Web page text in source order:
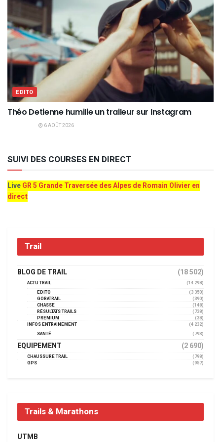
EDITO
Théo Detienne humilie un traileur sur Instagram
6 AOÛT 2026
SUIVI DES COURSES EN DIRECT
LiveGR 5 Grande Traversée des Alpes de Romain Olivier en
direct
Trail
BLOG DE TRAIL (18 502)
ACTU TRAIL
(14 298)
EDITO
(3 350)
GORATRAIL
(390)
CHASSE
(148)
RÉSULTATS TRAILS
(738)
PREMIUM
(38)
INFOS ENTRAINEMENT
(4 232)
SANTÉ
(793)
EQUIPEMENT (2 690)
CHAUSSURE TRAIL
(798)
GPS
(957)
Trails & Marathons
UTMB